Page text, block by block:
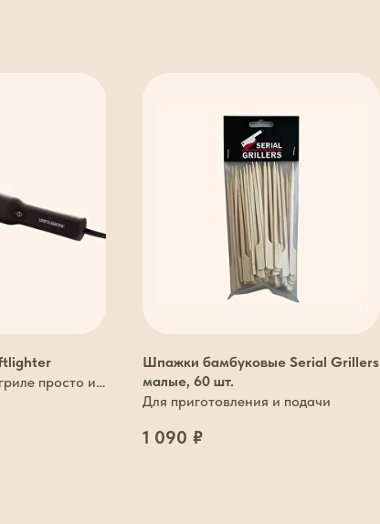
просто и
Шпажки бамбуковые Serial Grillers
малые, 60 шт.
Для приготовления и подачи
1 090 ₽